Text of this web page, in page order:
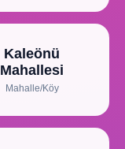
Kaleönü
Mahallesi
Mahalle/Köy